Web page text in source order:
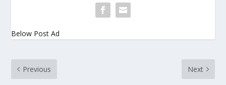
Below Post Ad
Previous Next